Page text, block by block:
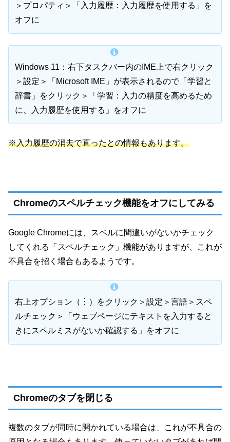
＞プロパティ＞「入力履歴：入力履歴を使用する」を
オフに
Windows 11：右下タスクバー内のIME上で右クリック
＞設定＞「Microsoft IME」が表示されるので「学習と
辞書」をクリック＞「学習：入力の精度を高めるため
に、入力履歴を使用する」をオフに
※入力履歴の消去で直ったとの情報もあります。
Chromeのスペルチェック機能をオフにしてみる
Google Chromeには、スペルに間違いがないかチェック
してくれる「スペルチェック」機能がありますが、これが
不具合を招く場合もあるようです。
右上オプション（︙）をクリック＞設定＞言語＞スペ
ルチェック＞「ウェブページにテキストを入力すると
きにスペルミスがないか確認する」をオフに
Chromeのタブを閉じる
複数のタブが同時に開かれている場合は、これが不具合の